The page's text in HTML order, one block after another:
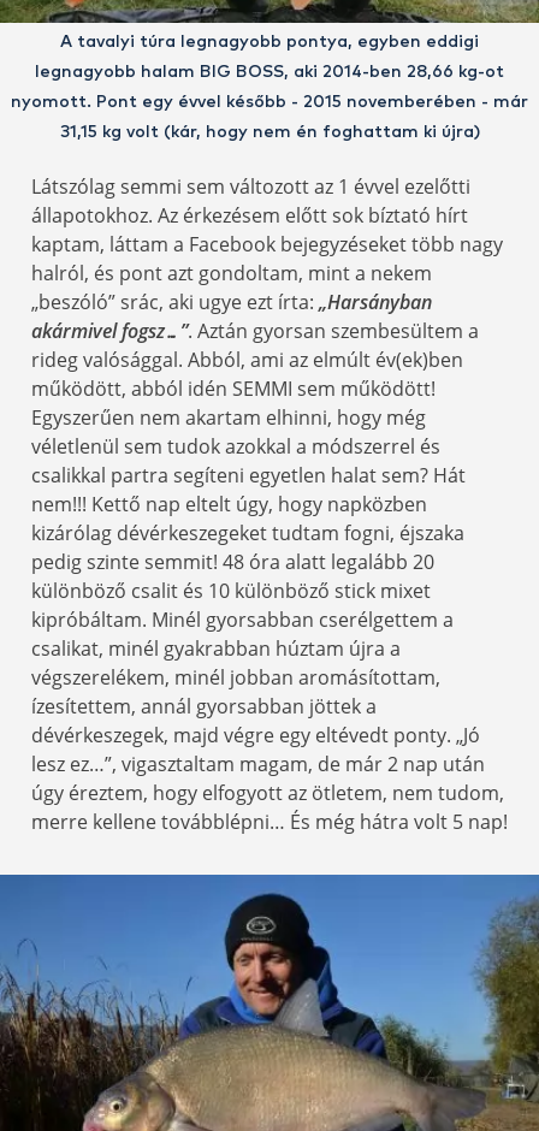
A tavalyi túra legnagyobb pontya, egyben eddigi
legnagyobb halam BIG BOSS, aki 2014-ben 28,66 kg-ot
nyomott. Pont egy évvel később - 2015 novemberében - már
31,15 kg volt (kár, hogy nem én foghattam ki újra)
Látszólag semmi sem változott az 1 évvel ezelőtti
állapotokhoz. Az érkezésem előtt sok bíztató hírt
kaptam, láttam a Facebook bejegyzéseket több nagy
halról, és pont azt gondoltam, mint a nekem
„beszóló” srác, aki ugye ezt írta:„Harsányban
akármivel fogsz…”. Aztán gyorsan szembesültem a
rideg valósággal. Abból, ami az elmúlt év(ek)ben
működött, abból idén SEMMI sem működött!
Egyszerűen nem akartam elhinni, hogy még
véletlenül sem tudok azokkal a módszerrel és
csalikkal partra segíteni egyetlen halat sem? Hát
nem!!! Kettő nap eltelt úgy, hogy napközben
kizárólag dévérkeszegeket tudtam fogni, éjszaka
pedig szinte semmit! 48 óra alatt legalább 20
különböző csalit és 10 különböző stick mixet
kipróbáltam. Minél gyorsabban cserélgettem a
csalikat, minél gyakrabban húztam újra a
végszerelékem, minél jobban aromásítottam,
ízesítettem, annál gyorsabban jöttek a
dévérkeszegek, majd végre egy eltévedt ponty. „Jó
lesz ez…”, vigasztaltam magam, de már 2 nap után
úgy éreztem, hogy elfogyott az ötletem, nem tudom,
merre kellene továbblépni… És még hátra volt 5 nap!